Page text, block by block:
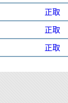
正取
正取
正取